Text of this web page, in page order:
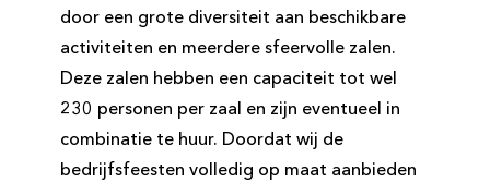
door een grote diversiteit aan beschikbare
activiteiten en meerdere sfeervolle zalen.
Deze zalen hebben een capaciteit tot wel
230 personen per zaal en zijn eventueel in
combinatie te huur. Doordat wij de
bedrijfsfeesten volledig op maat aanbieden